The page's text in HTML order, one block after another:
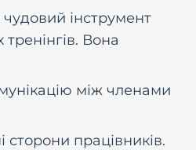
чудовий інструмент
Вона
між членами
сторони працівників.